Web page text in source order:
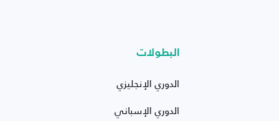
البطولات
الدوري الإنجليزي
الدوري الإسباني